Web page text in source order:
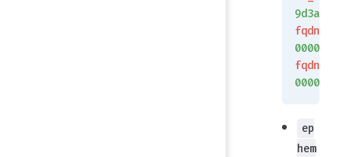
9d3a
000000a
00000000
ep
hem